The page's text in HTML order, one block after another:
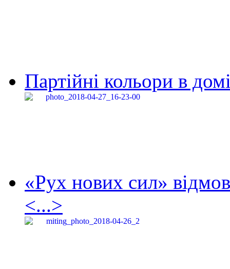
Партійні кольори в
«Рух нових сил»
<...>